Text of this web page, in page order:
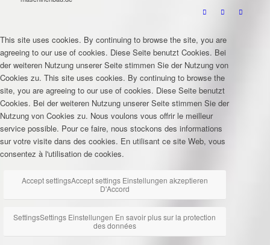
This site uses cookies. By continuing to browse the site, you are
agreeing to our use of cookies. Diese Seite benutzt Cookies. Bei
der weiteren Nutzung unserer Seite stimmen Sie der Nutzung von
Cookies zu. This site uses cookies. By continuing to browse the
site, you are agreeing to our use of cookies. Diese Seite benutzt
Cookies. Bei der weiteren Nutzung unserer Seite stimmen Sie der
Nutzung von Cookies zu. Nous voulons vous offrir le meilleur
service possible. Pour ce faire, nous stockons des informations
sur votre visite dans des cookies. En utilisant ce site Web, vous
consentez à l'utilisation de cookies.
Accept settingsAccept settings Einstellungen akzeptieren
D'Accord
SettingsSettings Einstellungen En savoir plus sur la protection
des données